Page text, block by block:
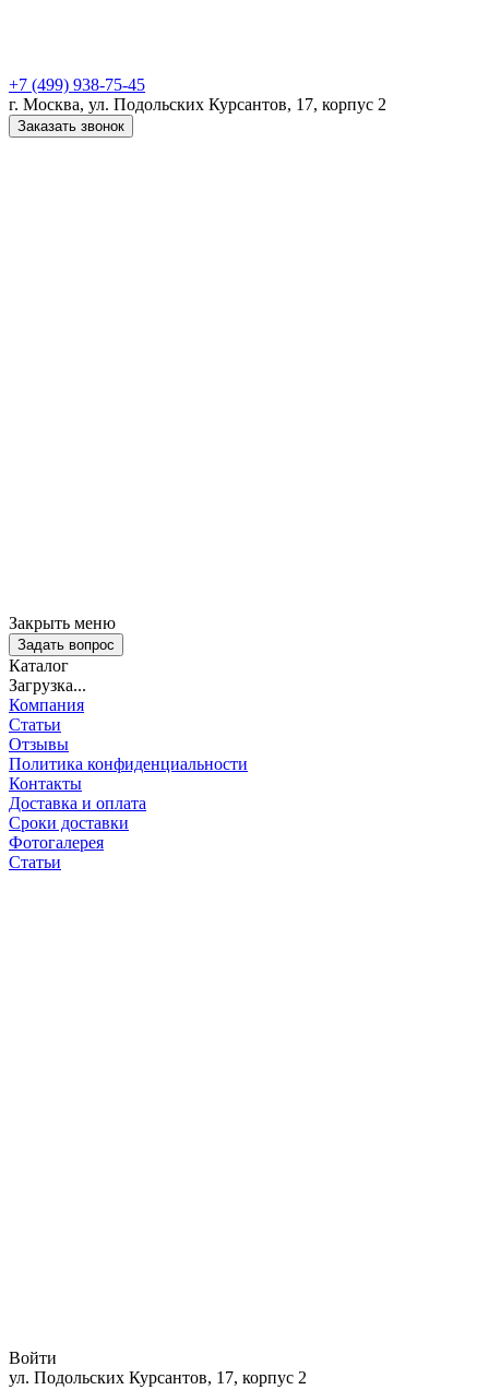
+7 (499) 938-75-45
г. Москва, ул. Подольских Курсантов, 17, корпус 2
Заказать звонок
Закрыть меню
Задать вопрос
Каталог
Загрузка...
Компания
Статьи
Отзывы
Политика конфиденциальности
Контакты
Доставка и оплата
Сроки доставки
Фотогалерея
Статьи
Войти
ул. Подольских Курсантов, 17, корпус 2